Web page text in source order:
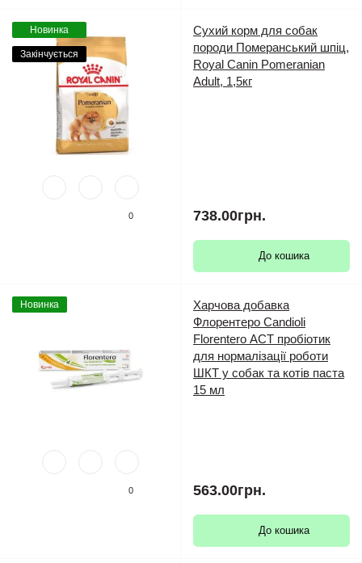
Новинка
Закінчується
0
Сухий корм для собак
породи Померанський шпіц,
Royal Canin Pomeranian
Adult, 1,5кг
738.00грн.
До кошика
Новинка
0
Харчова добавка
Флорентеро Candioli
Florentero АСТ пробіотик
для нормалізації роботи
ШКТ у собак та котів паста
15 мл
563.00грн.
До кошика